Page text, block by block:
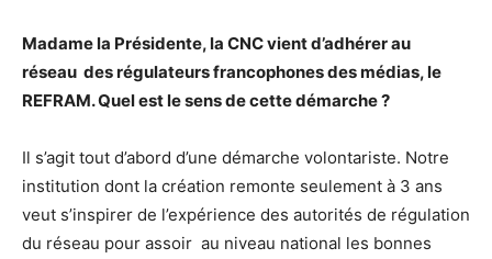
Madame la Présidente, la CNC vient d’adhérer au
réseau des régulateurs francophones des médias, le
REFRAM. Quel est le sens de cette démarche ?
Il s’agit tout d’abord d’une démarche volontariste. Notre
institution dont la création remonte seulement à 3 ans
veut s’inspirer de l’expérience des autorités de régulation
du réseau pour assoir au niveau national les bonnes